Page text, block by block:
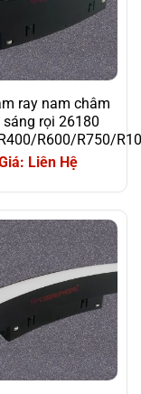
ray nam châm
sáng rọi 26180
R600/R750/
Liên Hệ